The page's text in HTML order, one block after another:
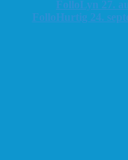
FolloLyn 27.
FolloHurtig 24.